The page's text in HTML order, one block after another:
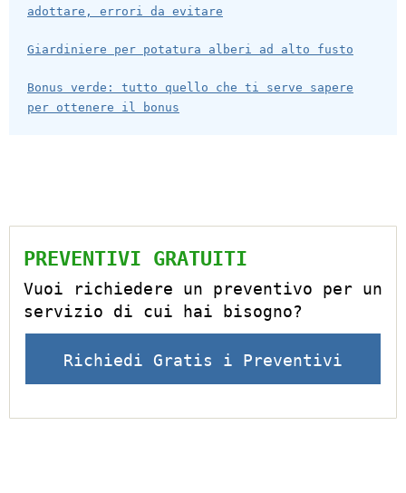
adottare, errori da evitare
Giardiniere per potatura alberi ad alto fusto
Bonus verde: tutto quello che ti serve sapere
per ottenere il bonus
PREVENTIVI GRATUITI
Vuoi richiedere un preventivo per un
servizio di cui hai bisogno?
Richiedi Gratis i Preventivi